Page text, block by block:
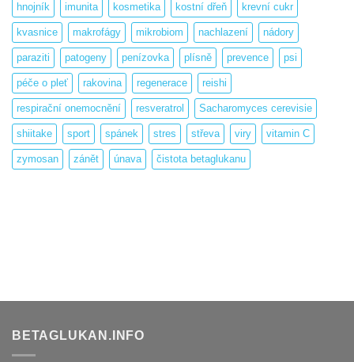
hnojník imunita kosmetika kostní dřeň krevní cukr
kvasnice makrofágy mikrobiom nachlazení nádory
paraziti patogeny penízovka plísně prevence psi
péče o pleť rakovina regenerace reishi
respirační onemocnění resveratrol Sacharomyces cerevisie
shiitake sport spánek stres střeva viry vitamin C
zymosan zánět únava čistota betaglukanu
BETAGLUKAN.INFO